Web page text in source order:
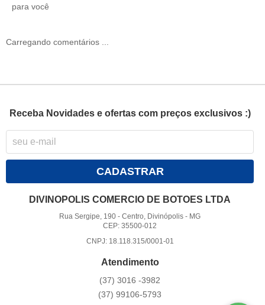
para você
Carregando comentários ...
Receba Novidades e ofertas com preços exclusivos :)
CADASTRAR
DIVINOPOLIS COMERCIO DE BOTOES LTDA
Rua Sergipe, 190 -Centro, Divinópolis - MG
CEP: 35500-012
CNPJ: 18.118.315/0001-01
Atendimento
(37) 3016 -3982
(37) 99106-5793